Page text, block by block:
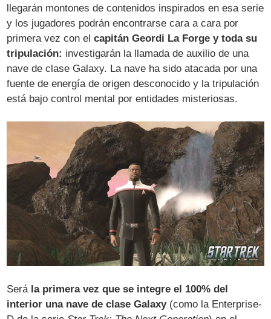
llegarán montones de contenidos inspirados en esa serie
y los jugadores podrán encontrarse cara a cara por
primera vez con elcapitán Geordi La Forge y toda su
tripulación: investigarán la llamada de auxilio de una
nave de clase Galaxy. La nave ha sido atacada por una
fuente de energía de origen desconocido y la tripulación
está bajo control mental por entidades misteriosas.
Será la primera vez que se integre el 100% del
interior una nave de clase Galaxy(como la Enterprise-